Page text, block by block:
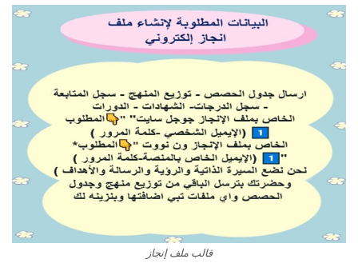
قالب ملف إنجاز